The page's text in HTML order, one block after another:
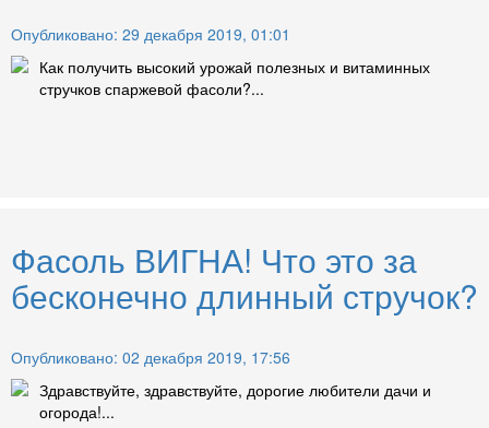
Опубликовано: 29 декабря 2019, 01:01
Как получить высокий урожай полезных и витаминных
стручков спаржевой фасоли?...
Фасоль ВИГНА! Что это за
бесконечно длинный стручок?
Опубликовано: 02 декабря 2019, 17:56
Здравствуйте, здравствуйте, дорогие любители дачи и
огорода!...